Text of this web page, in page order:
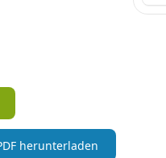
herunterladen